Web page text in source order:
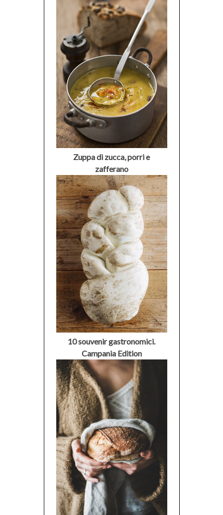
Zuppa di zucca, porri e
zafferano
10 souvenir gastronomici.
Campania Edition